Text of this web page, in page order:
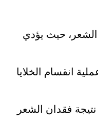
حيث يؤدي
انقسام الخلايا
فقدان الشعر